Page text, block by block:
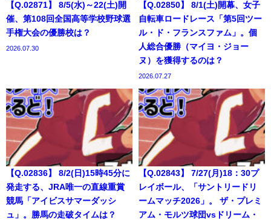
【Q.02871】 8/5(水)～22(土)開
催、第108回全国高等学校野球選
手権大会の優勝校は？
2026.07.30
【Q.02850】 8/1(土)開幕、女子
自転車ロードレース「第5回ツー
ル・ド・フランスファム」。個
人総合優勝（マイヨ・ジョー
ヌ）を獲得するのは？
2026.07.27
【Q.02836】 8/2(日)15時45分に
発走する、JRA唯一の直線重賞
競馬「アイビスサマーダッシ
ュ」。勝馬の走破タイムは？
【Q.02843】 7/27(月)18：30プ
レイボール、「サントリードリ
ームマッチ2026」。 ザ・プレミ
アム・モルツ球団vsドリーム・